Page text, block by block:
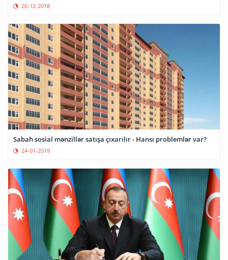
26-12-2018
Sabah sosial mənzillər satışa çıxarılır - Hansı problemlər var?
24-01-2019